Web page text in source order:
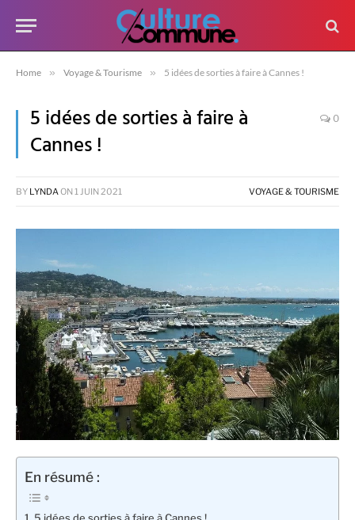
Home » Voyage & Tourisme » 5 idées de sorties à faire à Cannes !
5 idées de sorties à faire à
Cannes !
0
BY LYNDAON 1 JUIN 2021 VOYAGE & TOURISME
En résumé :